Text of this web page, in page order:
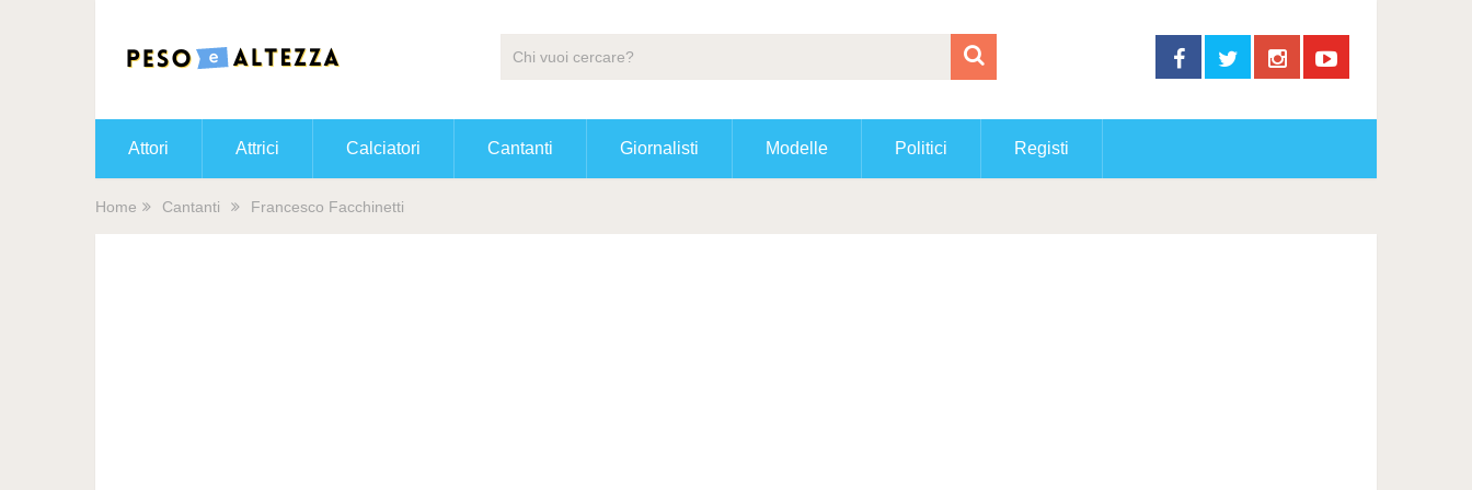
Attori Attrici Calciatori Cantanti Giornalisti Modelle Politici Registi
Home Cantanti Francesco Facchinetti